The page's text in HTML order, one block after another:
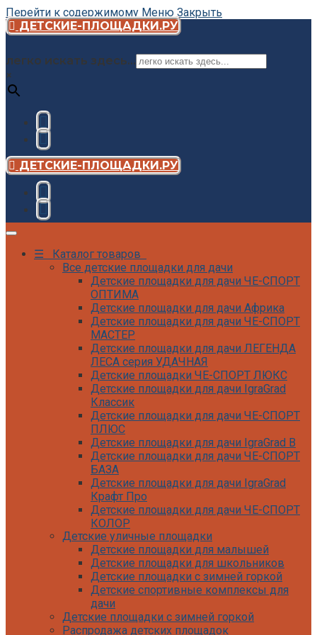
Перейти к содержимому Меню Закрыть
ДЕТСКИЕ-ПЛОЩАДКИ.РУ
легко искать здесь...
×
ДЕТСКИЕ-ПЛОЩАДКИ.РУ
☰ Каталог товаров
Все детские площадки для дачи
Детские площадки для дачи ЧЕ-СПОРТ
ОПТИМА
Детские площадки для дачи Африка
Детские площадки для дачи ЧЕ-СПОРТ
МАСТЕР
Детские площадки для дачи ЛЕГЕНДА
ЛЕСА серия УДАЧНАЯ
Детские площадки ЧЕ-СПОРТ ЛЮКС
Детские площадки для дачи IgraGrad
Классик
Детские площадки для дачи ЧЕ-СПОРТ
ПЛЮС
Детские площадки для дачи IgraGrad B
Детские площадки для дачи ЧЕ-СПОРТ
БАЗА
Детские площадки для дачи IgraGrad
Крафт Про
Детские площадки для дачи ЧЕ-СПОРТ
КОЛОР
Детские площадки для дачи IgraGrad С
Детские площадки для дачи ЧЕ-СПОРТ
КАРКАС
Детские площадки для дачи Савушка
КУБ
Детские уличные игровые площадки
для дачи IgraGrad К
Детские площадки для дачи IgraGrad W
Детские уличные площадки
Детские площадки для малышей
Детские площадки для школьников
Детские площадки с зимней горкой
Детские спортивные комплексы для
дачи
Детские площадки с зимней горкой
Распродажа детских площадок